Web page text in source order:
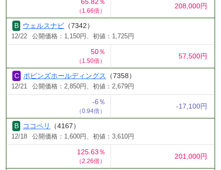
65.82％
（1.66倍）
208,000円
ウェルスナビ （7342）
12/22 公開価格：1,150円、初値：1,725円
50％
（1.50倍）
57,500円
ポピンズホールディングス （7358）
12/21 公開価格：2,850円、初値：2,679円
-6％
（0.94倍）
-17,100円
ココペリ （4167）
12/18 公開価格：1,600円、初値：3,610円
125.63％
（2.26倍）
201,000円